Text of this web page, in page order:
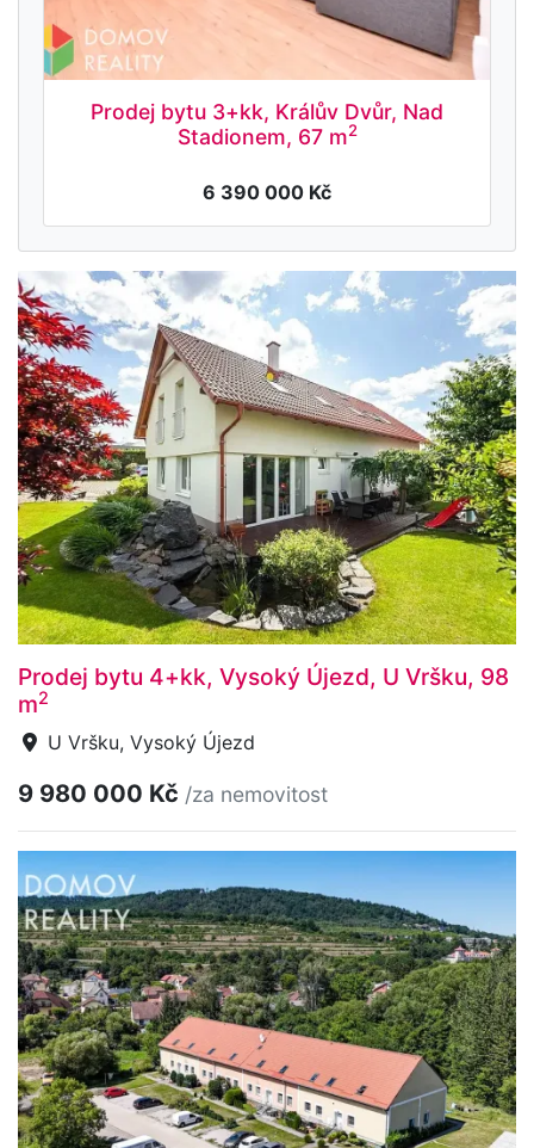
Prodej bytu 3+kk, Králův Dvůr, Nad
Stadionem, 67 m2
6 390 000 Kč
Prodej bytu 4+kk, Vysoký Újezd, U Vršku, 98
m2
U Vršku, Vysoký Újezd
9 980 000 Kč /za nemovitost